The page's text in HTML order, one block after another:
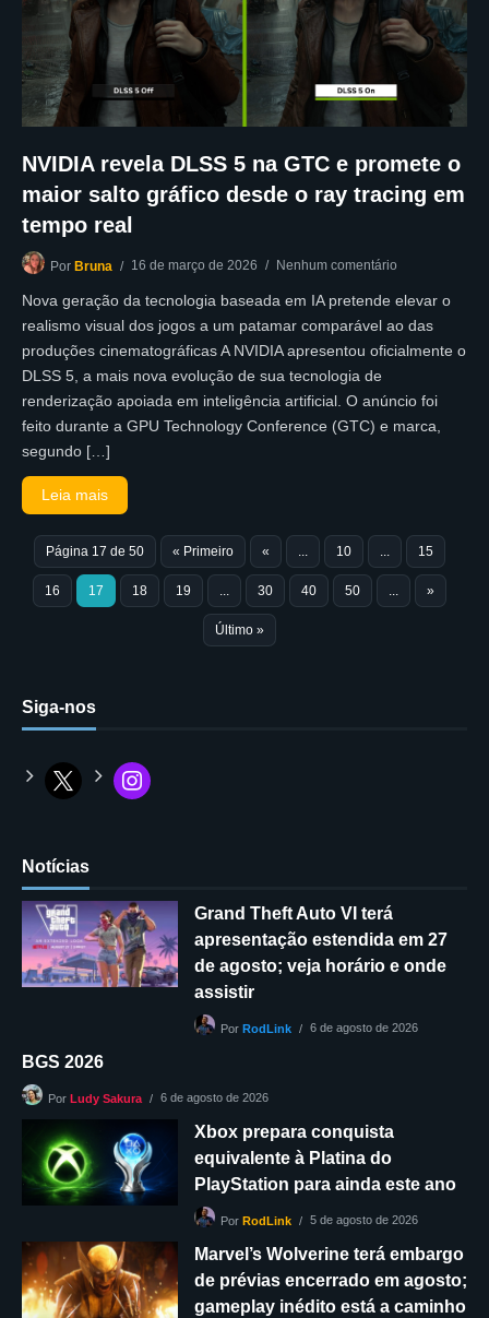
NVIDIA revela DLSS 5 na GTC e promete o
maior salto gráfico desde o ray tracing em
tempo real
Por Bruna 16 de março de 2026 Nenhum comentário
Nova geração da tecnologia baseada em IA pretende elevar o
realismo visual dos jogos a um patamar comparável ao das
produções cinematográficas A NVIDIA apresentou oficialmente o
DLSS 5, a mais nova evolução de sua tecnologia de
renderização apoiada em inteligência artificial. O anúncio foi
feito durante a GPU Technology Conference (GTC) e marca,
segundo […]
Leia mais
Página 17 de 50 « Primeiro « ... 10 ... 15
16 17 18 19 ... 30 40 50 ... »
Último »
Siga-nos
Notícias
Grand Theft Auto VI terá
apresentação estendida em 27
de agosto; veja horário e onde
assistir
Por RodLink 6 de agosto de 2026
BGS 2026
Por Ludy Sakura 6 de agosto de 2026
Xbox prepara conquista
equivalente à Platina do
PlayStation para ainda este ano
Por RodLink 5 de agosto de 2026
Marvel’s Wolverine terá embargo
de prévias encerrado em agosto;
gameplay inédito está a caminho